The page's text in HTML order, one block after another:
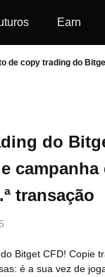
Earn
de copy trading do
do
campanha
transação
Bitget CFD! Copie
é a sua vez de